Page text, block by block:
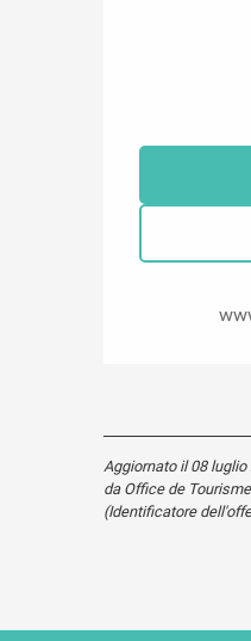
Aggiornato il 08 luglio
da Office de
(Identificatore